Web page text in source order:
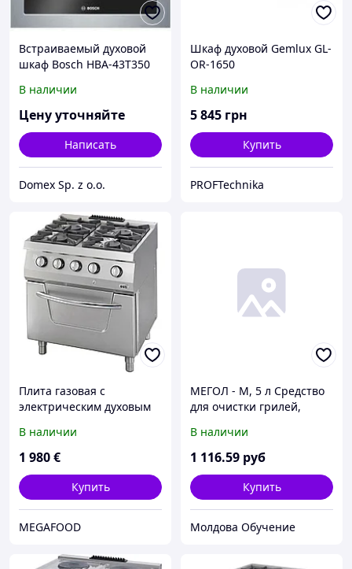
Встраиваемый духовой
шкаф Bosch HBA-43T350
В наличии
Цену уточняйте
Написать
Domex Sp. z o.o.
Шкаф духовой Gemlux GL-
OR-1650
В наличии
5 845 грн
Купить
PROFTechnika
Плита газовая с
электрическим духовым
В наличии
1 980€
Купить
MEGAFOOD
МЕГОЛ - М, 5 л Средство
для очистки грилей,
шкафов (3 штуки/коробка)
В наличии
1 116.59 руб
Купить
Молдова Обучение